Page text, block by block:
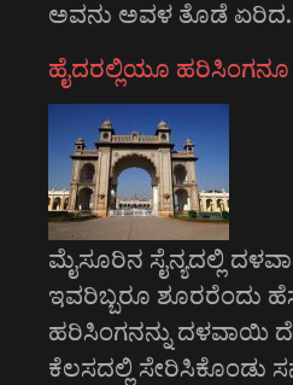
ಅವನು ಅವಳ ತೊಡೆ
ಹೈದರಲ್ಲಿಯೂ ಹರಿಸಿಂಗನೂ
ಮೈಸೂರಿನ ಸೈನ್ಯದಲ್ಲಿ
ಇವರಿಬ್ಬರೂ ಶೂರರೆಂದು
ಹರಿಸಿಂಗನನ್ನು ದಳವಾಯಿ
ಕೆಲಸದಲ್ಲಿ ಸೇರಿಸಿಕೊಂಡು